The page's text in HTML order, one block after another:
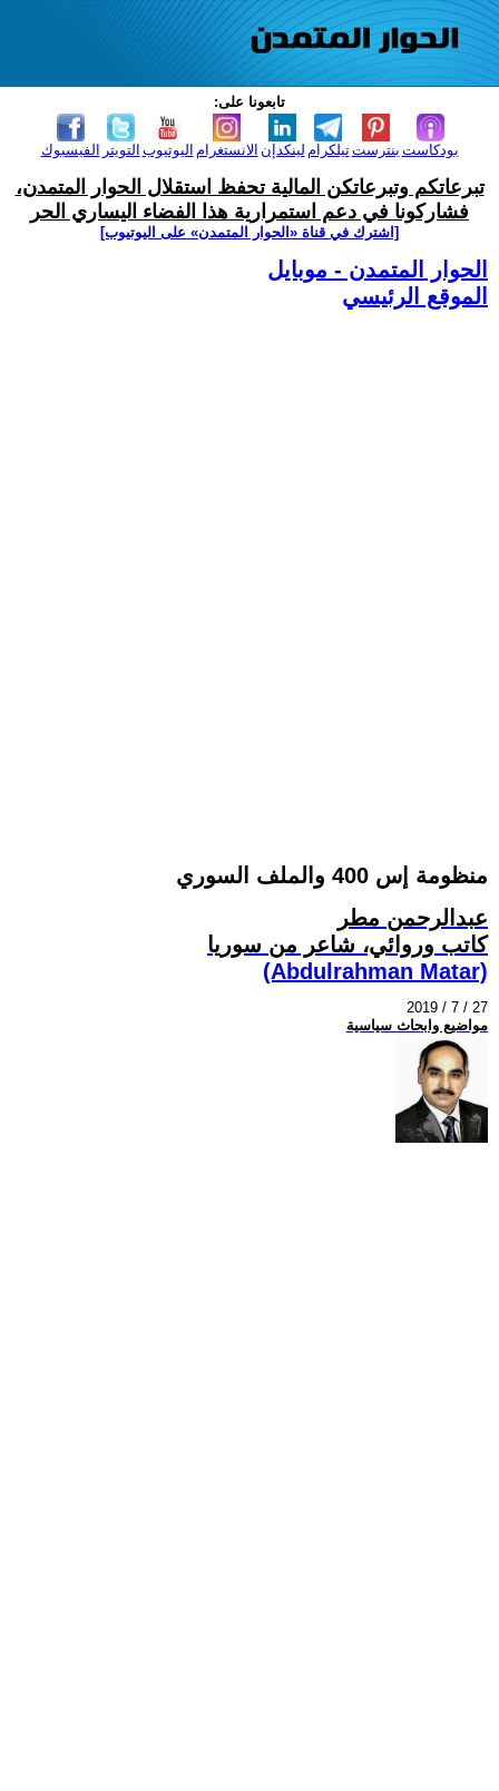
تابعونا على:
الفيسبوك التويتر اليوتيوب الانستغرام لينكدإن تيلكرامبنترست بودكاست
تبرعاتكم وتبرعاتكن المالية تحفظ استقلال الحوار المتمدن،
فشاركونا في دعم استمرارية هذا الفضاء اليساري الحر
[اشترك في قناة ‫«الحوار المتمدن» على اليوتيوب]
الحوار المتمدن - موبايل
الموقع الرئيسي
منظومة إس 400 والملف السوري
عبدالرحمن مطر
كاتب وروائي، شاعر من سوريا
(Abdulrahman Matar)
2019 / 7 / 27
مواضيع وابحاث سياسية